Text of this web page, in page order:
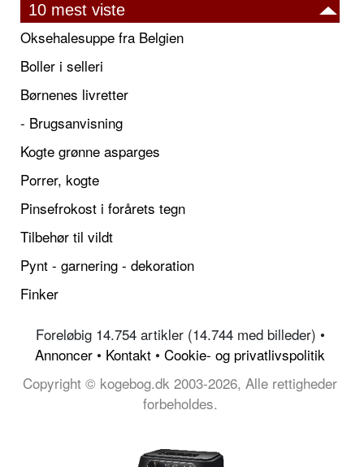
10 mest viste
Oksehalesuppe fra Belgien
Boller i selleri
Børnenes livretter
- Brugsanvisning
Kogte grønne asparges
Porrer, kogte
Pinsefrokost i forårets tegn
Tilbehør til vildt
Pynt - garnering - dekoration
Finker
Foreløbig 14.754 artikler (14.744 med billeder) •
Annoncer • Kontakt • Cookie- og privatlivspolitik
Copyright © kogebog.dk 2003-2026, Alle rettigheder
forbeholdes.